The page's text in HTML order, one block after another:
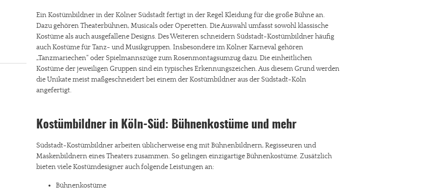
Ein Kostümbildner in der Kölner Südstadt fertigt in der Regel Kleidung für die große Bühne an.
Dazu gehören Theaterbühnen, Musicals oder Operetten. Die Auswahl umfasst sowohl klassische
Kostüme als auch ausgefallene Designs. Des Weiteren schneidern Südstadt-Kostümbildner häufig
auch Kostüme für Tanz- und Musikgruppen. Insbesondere im Kölner Karneval gehören
„Tanzmariechen“ oder Spielmannszüge zum Rosenmontagsumzug dazu. Die einheitlichen
Kostüme der jeweiligen Gruppen sind ein typisches Erkennungszeichen. Aus diesem Grund werden
die Unikate meist maßgeschneidert bei einem der Kostümbildner aus der Südstadt-Köln
angefertigt.
Kostümbildner in Köln-Süd: Bühnenkostüme und mehr
Südstadt-Kostümbildner arbeiten üblicherweise eng mit Bühnenbildnern, Regisseuren und
Maskenbildnern eines Theaters zusammen. So gelingen einzigartige Bühnenkostüme. Zusätzlich
bieten viele Kostümdesigner auch folgende Leistungen an:
Bühnenkostüme